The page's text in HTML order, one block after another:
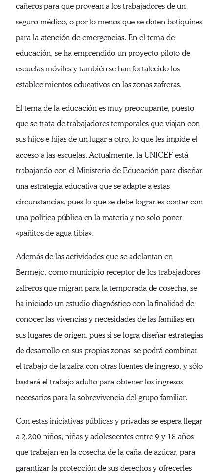
cañeros para que provean a los trabajadores de un
seguro médico, o por lo menos que se doten botiquines
para la atención de emergencias. En el tema de
educación, se ha emprendido un proyecto piloto de
escuelas móviles y también se han fortalecido los
establecimientos educativos en las zonas zafreras.
El tema de la educación es muy preocupante, puesto
que se trata de trabajadores temporales que viajan con
sus hijos e hijas de un lugar a otro, lo que les impide el
acceso a las escuelas. Actualmente, la UNICEF está
trabajando con el Ministerio de Educación para diseñar
una estrategia educativa que se adapte a estas
circunstancias, pues lo que se debe lograr es contar con
una política pública en la materia y no solo poner
«pañitos de agua tibia».
Además de las actividades que se adelantan en
Bermejo, como municipio receptor de los trabajadores
zafreros que migran para la temporada de cosecha, se
ha iniciado un estudio diagnóstico con la finalidad de
conocer las vivencias y necesidades de las familias en
sus lugares de origen, pues si se logra diseñar estrategias
de desarrollo en sus propias zonas, se podrá combinar
el trabajo de la zafra con otras fuentes de ingreso, y sólo
bastará el trabajo adulto para obtener los ingresos
necesarios para la sobrevivencia del grupo familiar.
Con estas iniciativas públicas y privadas se espera llegar
a 2,200 niños, niñas y adolescentes entre 9 y 18 años
que trabajan en la cosecha de la caña de azúcar, para
garantizar la protección de sus derechos y ofrecerles